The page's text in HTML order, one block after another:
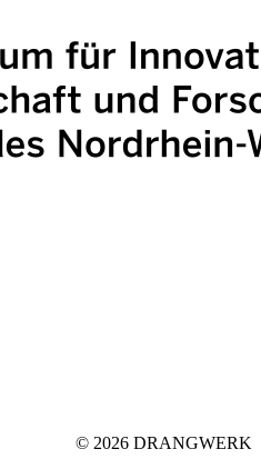
© 2026 DRANGWERK